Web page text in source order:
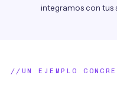
integramos con tus
UN EJEMPLO